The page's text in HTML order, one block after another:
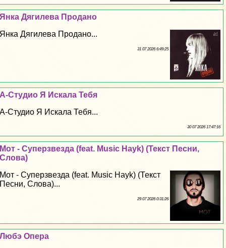
Янка Дягилева Продано
Янка Дягилева Продано...
31 07 2026 6:49:25
А-Студио Я Искала Тебя
А-Студио Я Искала Тебя...
30 07 2026 17:47:16
Мот - Суперзвезда (feat. Music Hayk) (Текст Песни,
Слова)
Мот - Суперзвезда (feat. Music Hayk) (Текст
Песни, Слова)...
29 07 2026 0:31:26
Любэ Опера